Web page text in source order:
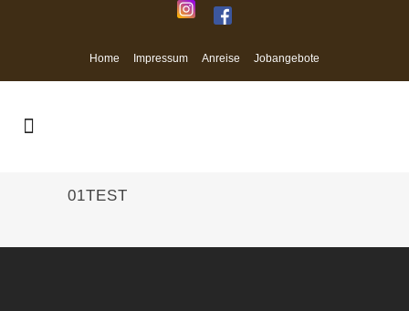
Home Impressum Anreise Jobangebote
01TEST